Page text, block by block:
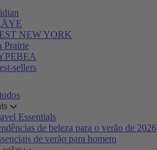
NEW YORK
Prairie
sellers
Essentials
de beleza para o verão de 2026
de verão para homem